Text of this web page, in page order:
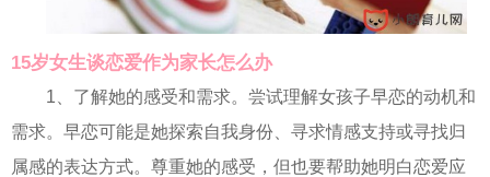
15岁女生谈恋爱作为家长怎么办
1、了解她的感受和需求。尝试理解女孩子早恋的动机和
需求。早恋可能是她探索自我身份、寻求情感支持或寻找归
属感的表达方式。尊重她的感受，但也要帮助她明白恋爱应